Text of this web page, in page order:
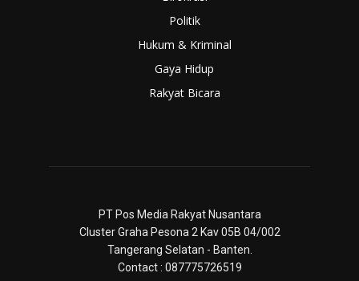
Politik
Hukum & Kriminal
Gaya Hidup
Rakyat Bicara
PT Pos Media Rakyat Nusantara
Cluster Graha Pesona 2 Kav 05B 04/002
Tangerang Selatan - Banten.
Contact : 087775726519